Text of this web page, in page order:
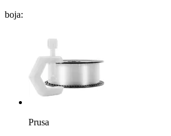
boja:
Prusa